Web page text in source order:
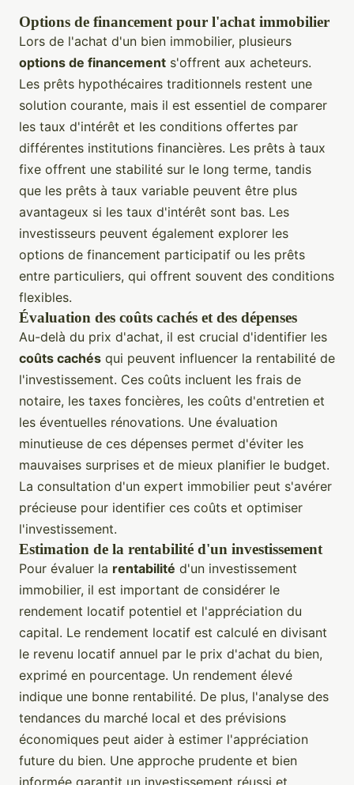
Options de financement pour l'achat immobilier
Lors de l'achat d'un bien immobilier, plusieurs
options de financement s'offrent aux acheteurs.
Les prêts hypothécaires traditionnels restent une
solution courante, mais il est essentiel de comparer
les taux d'intérêt et les conditions offertes par
différentes institutions financières. Les prêts à taux
fixe offrent une stabilité sur le long terme, tandis
que les prêts à taux variable peuvent être plus
avantageux si les taux d'intérêt sont bas. Les
investisseurs peuvent également explorer les
options de financement participatif ou les prêts
entre particuliers, qui offrent souvent des conditions
flexibles.
Évaluation des coûts cachés et des dépenses
Au-delà du prix d'achat, il est crucial d'identifier les
coûts cachés qui peuvent influencer la rentabilité de
l'investissement. Ces coûts incluent les frais de
notaire, les taxes foncières, les coûts d'entretien et
les éventuelles rénovations. Une évaluation
minutieuse de ces dépenses permet d'éviter les
mauvaises surprises et de mieux planifier le budget.
La consultation d'un expert immobilier peut s'avérer
précieuse pour identifier ces coûts et optimiser
l'investissement.
Estimation de la rentabilité d'un investissement
Pour évaluer la rentabilité d'un investissement
immobilier, il est important de considérer le
rendement locatif potentiel et l'appréciation du
capital. Le rendement locatif est calculé en divisant
le revenu locatif annuel par le prix d'achat du bien,
exprimé en pourcentage. Un rendement élevé
indique une bonne rentabilité. De plus, l'analyse des
tendances du marché local et des prévisions
économiques peut aider à estimer l'appréciation
future du bien. Une approche prudente et bien